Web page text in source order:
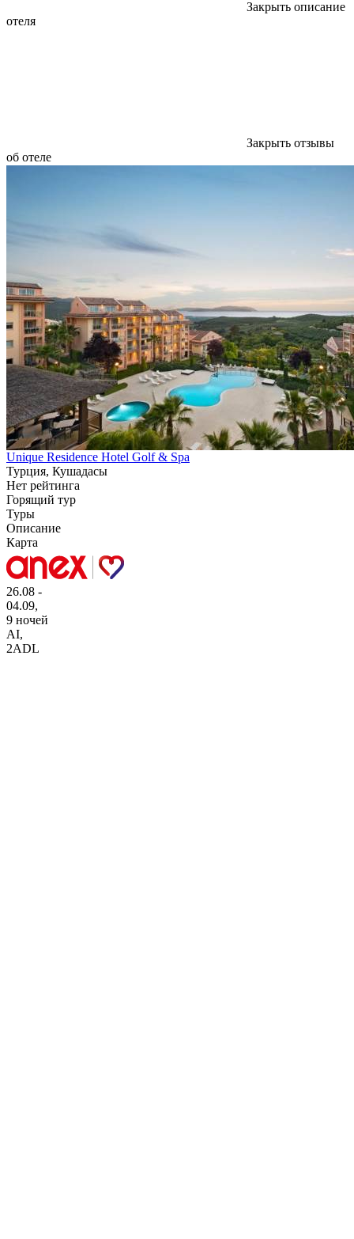
Закрыть описание
отеля
Закрыть отзывы
об отеле
Unique Residence Hotel Golf & Spa
Турция, Кушадасы
Нет рейтинга
Горящий тур
Туры
Описание
Карта
26.08 -
04.09,
9 ночей
AI,
2ADL